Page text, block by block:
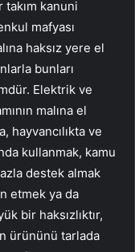
kanuni
mafyası
haksız yere el
bunları
Elektrik ve
malına el
hayvancılıkta ve
kullanmak, kamu
destek almak
etmek ya da
bir haksızlıktır,
ürününü tarlada